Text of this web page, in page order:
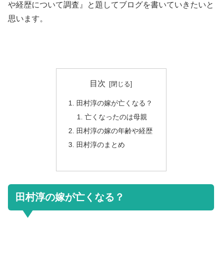
や経歴について調査』と題してブログを書いていきたいと
思います。
目次
田村淳の嫁が亡くなる？
亡くなったのは母親
田村淳の嫁の年齢や経歴
田村淳のまとめ
田村淳の嫁が亡くなる？